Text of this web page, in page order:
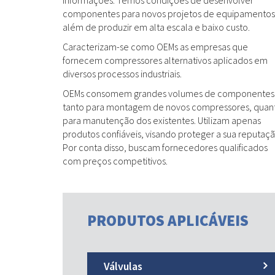
componentes para novos projetos de
além de produzir em alta escala e baixo custo.
Caracterizam-se como OEMs as empresas que
fornecem compressores alternativos aplicados em
diversos processos industriais.
OEMs consomem grandes volumes de
tanto para montagem de novos compressores,
para manutenção dos existentes. Utilizam apenas
produtos confiáveis, visando proteger a sua
Por conta disso, buscam fornecedores qualificados
com preços competitivos.
PRODUTOS APLICÁVEIS
Válvulas